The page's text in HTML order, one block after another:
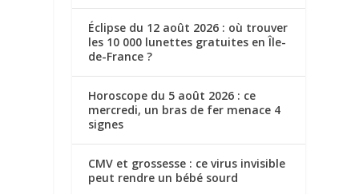
Éclipse du 12 août 2026 : où trouver
les 10 000 lunettes gratuites en Île-
de-France ?
Horoscope du 5 août 2026 : ce
mercredi, un bras de fer menace 4
signes
CMV et grossesse : ce virus invisible
peut rendre un bébé sourd